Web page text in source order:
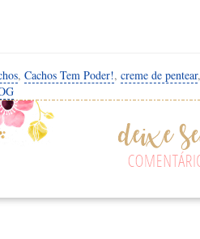
, Cachos Tem Poder!, creme de pentear,